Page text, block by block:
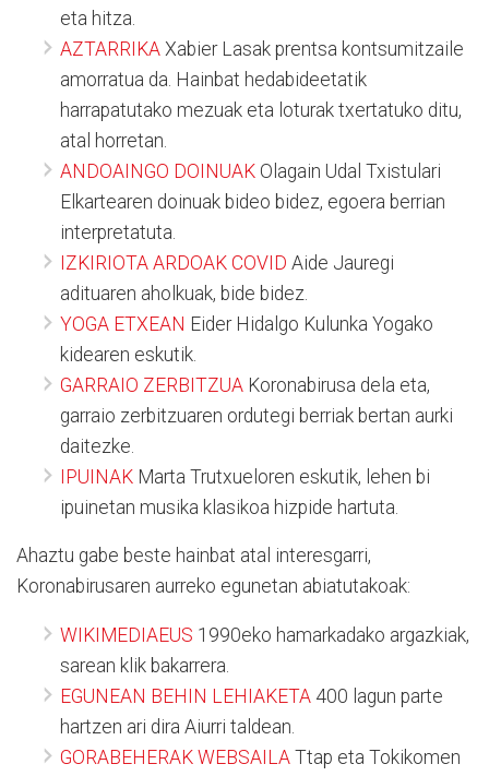
eta hitza.
AZTARRIKA Xabier Lasak prentsa kontsumitzaile
amorratua da. Hainbat hedabideetatik
harrapatutako mezuak eta loturak txertatuko ditu,
atal horretan.
ANDOAINGO DOINUAK Olagain Udal Txistulari
Elkartearen doinuak bideo bidez, egoera berrian
interpretatuta.
IZKIRIOTA ARDOAK COVID Aide Jauregi
adituaren aholkuak, bide bidez.
YOGA ETXEAN Eider Hidalgo Kulunka Yogako
kidearen eskutik.
GARRAIO ZERBITZUA Koronabirusa dela eta,
garraio zerbitzuaren ordutegi berriak bertan aurki
daitezke.
IPUINAK Marta Trutxueloren eskutik, lehen bi
ipuinetan musika klasikoa hizpide hartuta.
Ahaztu gabe beste hainbat atal interesgarri,
Koronabirusaren aurreko egunetan abiatutakoak:
WIKIMEDIAEUS 1990eko hamarkadako argazkiak,
sarean klik bakarrera.
EGUNEAN BEHIN LEHIAKETA 400 lagun parte
hartzen ari dira Aiurri taldean.
GORABEHERAK WEBSAILA Ttap eta Tokikomen